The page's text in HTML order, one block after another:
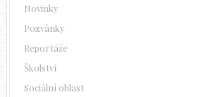
Novinky
Pozvánky
Reportáže
Školství
Sociální oblast